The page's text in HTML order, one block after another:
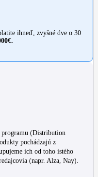
ihneď, zvyšné dve o 30
programu (Distribution
pochádzajú z
ich od toho istého
(napr. Alza, Nay).